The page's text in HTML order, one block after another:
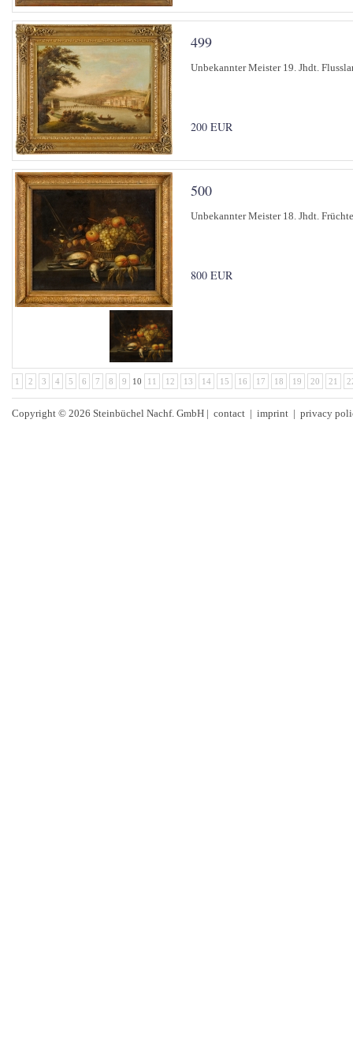
499
Unbekannter Meister 19. Jhdt.
200 EUR
500
Unbekannter Meister 18. Jhdt.
800 EUR
1 2 3 4 5 6 7 8 9 10 11 12 13 14 15 16 17 18 19 20 21
Copyright © 2026 Steinbüchel Nachf. GmbH | contact | imprint | privacy